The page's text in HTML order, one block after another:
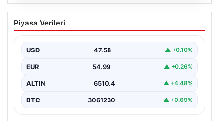
Yatırım araçlarının haftalık performansı
nasıl oldu?
Gelişmeler”, “content”: “ Türkiye’nin finans piyasalarında
son bir…
Piyasa Verileri
USD 47.58 ▲ +0.10%
EUR 54.99 ▲ +0.26%
ALTIN 6510.4 ▲ +4.48%
BTC 3061230 ▲ +0.69%